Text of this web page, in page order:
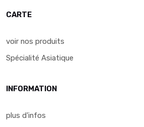
CARTE
voir nos produits
Spécialité Asiatique
INFORMATION
plus d'infos